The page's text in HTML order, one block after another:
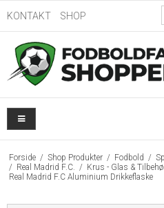
KONTAKT SHOP
Forside / Shop Produkter / Fodbold /
/ Real Madrid F.C. / Krus - Glas &
Real Madrid F.C Aluminium Drikkeflaske